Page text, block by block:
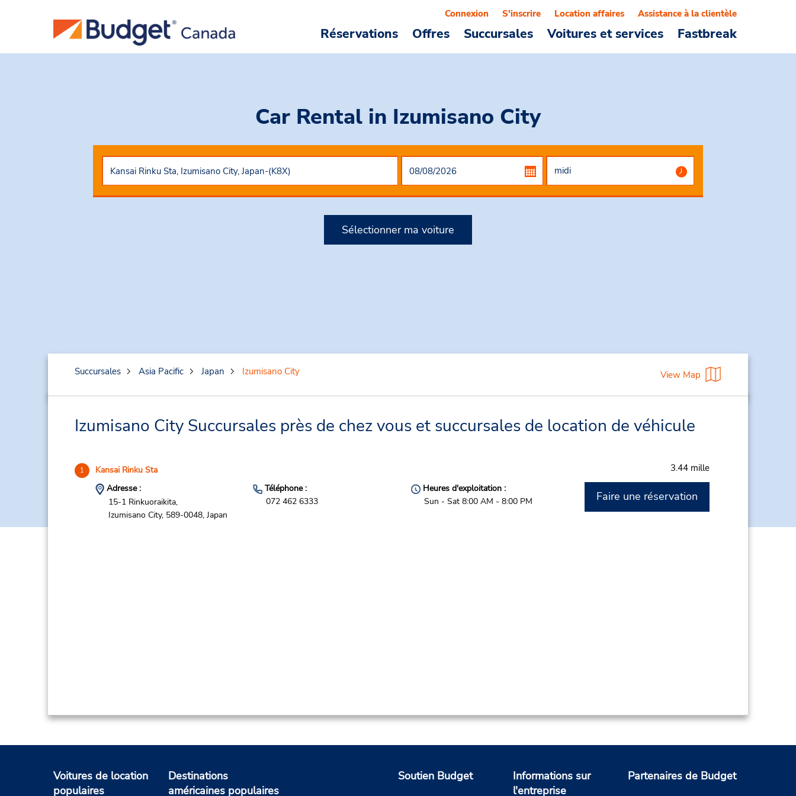
Réservations Offres Succursales Voitures et services Fastbreak
Connexion S'inscrire Location affaires Assistance à la clientèle
Car Rental in Izumisano City
Sélectionner ma voiture
Succursales Asia Pacific Japan Izumisano City View Map
Izumisano City Succursales près de chez vous et succursales de location de véhicule
1 Kansai Rinku Sta 3.44 mille
Adresse :
15-1 Rinkuoraikita,
Izumisano City, 589-0048, Japan
Téléphone :
072 462 6333
Heures d'exploitation :
Sun - Sat 8:00 AM - 8:00 PM
Faire une réservation
Voitures de location
populaires
Destinations
américaines populaires
Soutien Budget
Informations sur
l'entreprise
Partenaires de Budget